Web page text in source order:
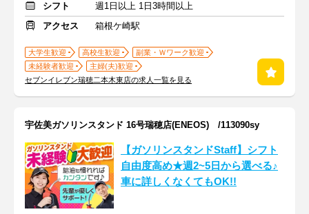
シフト
週1日以上 1日3時間以上
アクセス
箱根ケ崎駅
大学生歓迎 高校生歓迎
副業・Ｗワーク歓迎
未経験者歓迎
主婦(夫)歓迎
セブンイレブン瑞穂二本木東店の求人一覧を見る
宇佐美ガソリンスタンド 16号瑞穂店(ENEOS) /113090sy
【ガソリンスタンドStaff】シフト
自由度高め★週2~5日から選べる♪
車に詳しくなくてもOK!!